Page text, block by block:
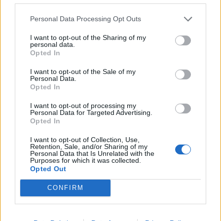
Personal Data Processing Opt Outs
I want to opt-out of the Sharing of my
personal data.
Opted In
I want to opt-out of the Sale of my
Personal Data.
Opted In
I want to opt-out of processing my
Personal Data for Targeted Advertising.
Opted In
I want to opt-out of Collection, Use,
Retention, Sale, and/or Sharing of my
Personal Data that Is Unrelated with the
Purposes for which it was collected.
Opted Out
CONFIRM
Rai2, invece, debutta in prime time Pino Insegno
il nuovo show comico Facci ridere . Tra i titoli in
secondo passaggio spiccano
nella seconda serata di Rai2, Hot Ones Italia(RaiPlay
Original condotto da
Cultura
La cultura, un genere distintivo dell’offerta Rai, torna
con appuntamenti di grande rilievo. Su Rai1,
Alberto
Angelasarà protagonista di sette serate: si parte con
uno speciale di
delle bombe atomiche su Hiroshima e Nagasaki,
seguito dalla nuova edizione di